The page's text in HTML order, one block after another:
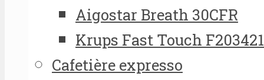
Aigostar Breath 30CFR
Krups Fast Touch
Cafetière expresso